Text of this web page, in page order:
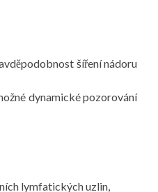
šíření nádoru
dynamické pozorování
lymfatických uzlin,